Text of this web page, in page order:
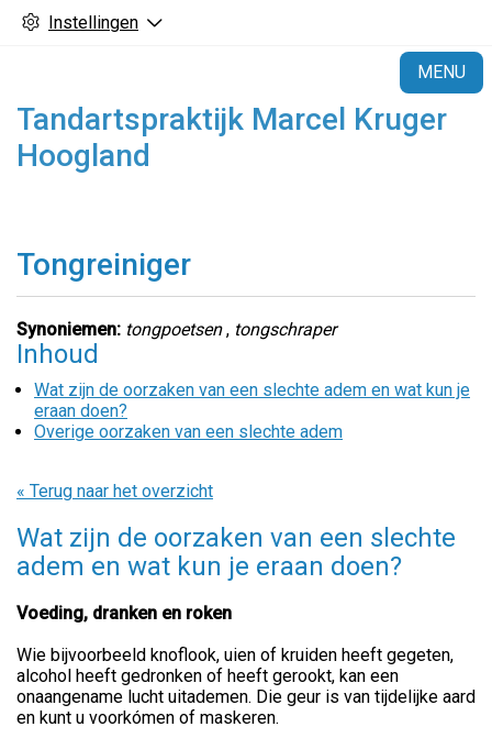
Instellingen
MENU
Tandartspraktijk Marcel Kruger
Hoogland
Tongreiniger
Synoniemen: tongpoetsen, tongschraper
Inhoud
Wat zijn de oorzaken van een slechte adem en wat kun je
eraan doen?
Overige oorzaken van een slechte adem
« Terug naar het overzicht
Wat zijn de oorzaken van een slechte
adem en wat kun je eraan doen?
Voeding, dranken en roken
Wie bijvoorbeeld knoflook, uien of kruiden heeft gegeten,
alcohol heeft gedronken of heeft gerookt, kan een
onaangename lucht uitademen. Die geur is van tijdelijke aard
en kunt u voorkómen of maskeren.